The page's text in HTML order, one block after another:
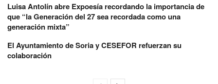
Luisa Antolín abre Expoesía recordando la importancia de
que “la Generación del 27 sea recordada como una
generación mixta”
El Ayuntamiento de Soria y CESEFOR refuerzan su
colaboración